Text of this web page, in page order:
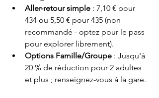
Aller-retour simple : 7,10 € pour
434 ou 5,50 € pour 435 (non
recommandé - optez pour le pass
pour explorer librement).
Options Famille/Groupe : Jusqu'à
20 % de réduction pour 2 adultes
et plus ; renseignez-vous à la gare.